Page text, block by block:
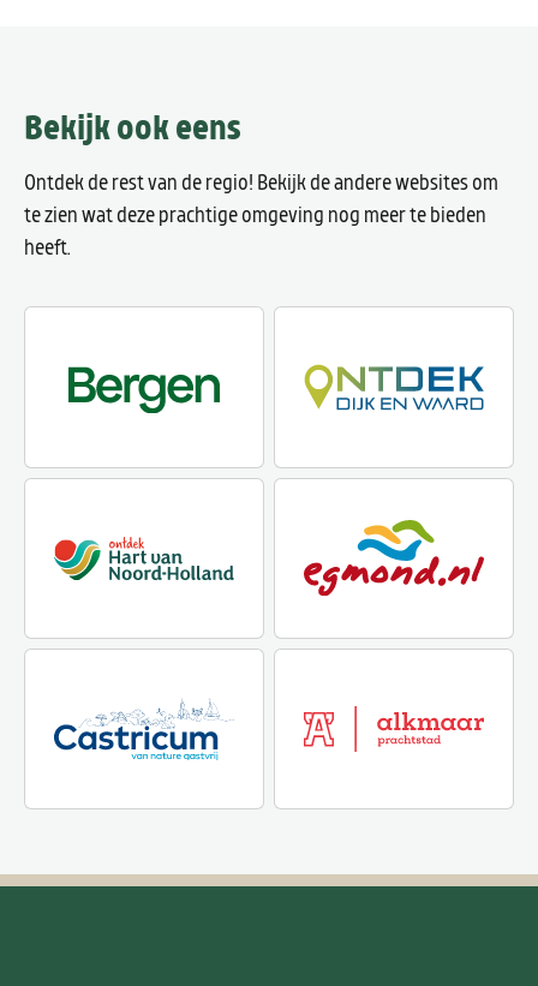
Bekijk ook eens
Ontdek de rest van de regio! Bekijk de andere websites om
te zien wat deze prachtige omgeving nog meer te bieden
heeft.